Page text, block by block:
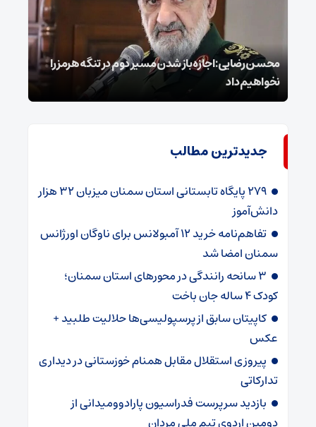
محسن رضایی: اجازه باز شدن مسیر دوم در تنگه هرمز را
نخواهیم داد
جدیدترین مطالب
۲۷۹ پایگاه تابستانی استان سمنان میزبان ۳۲ هزار
دانش‌آموز
تفاهم‌نامه خرید ۱۲ آمبولانس برای ناوگان اورژانس
سمنان امضا شد
۳ سانحه رانندگی در محورهای استان سمنان؛
کودک ۴ ساله جان باخت
کاپیتان سابق از پرسپولیسی‌ها حلالیت طلبید +
عکس
پیروزی استقلال مقابل همنام خوزستانی در دیداری
تدارکاتی
بازدید سرپرست فدراسیون پارادوومیدانی از
دومین اردوی تیم ملی مردان